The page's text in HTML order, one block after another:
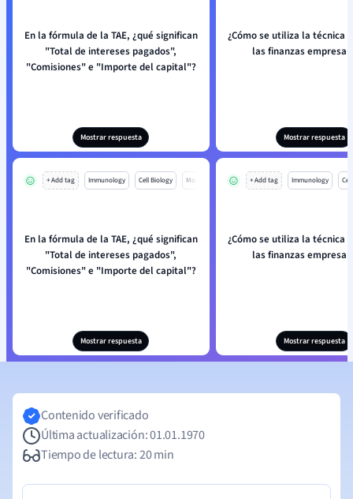
En la fórmula de la TAE, ¿qué significan
"Total de intereses pagados",
"Comisiones" e "Importe del capital"?
Mostrar respuesta
¿Cómo se utiliza la técnica
las finanzas
Mostrar respuesta
+ Add tag Immunology Cell Biology Mo
En la fórmula de la TAE, ¿qué significan
"Total de intereses pagados",
"Comisiones" e "Importe del capital"?
Mostrar respuesta
+ Add tag Immunology
¿Cómo se utiliza la técnica
las finanzas
Mostrar respuesta
Contenido verificado
Última actualización: 01.01.1970
Tiempo de lectura: 20 min